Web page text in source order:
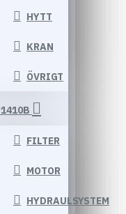
HYTT
KRAN
ÖVRIGT
1410B
FILTER
MOTOR
HYDRAULSYSTEM